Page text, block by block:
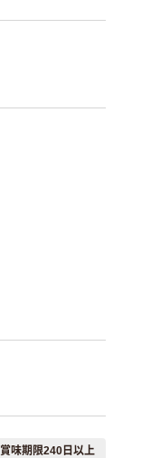
賞味期限240日以上